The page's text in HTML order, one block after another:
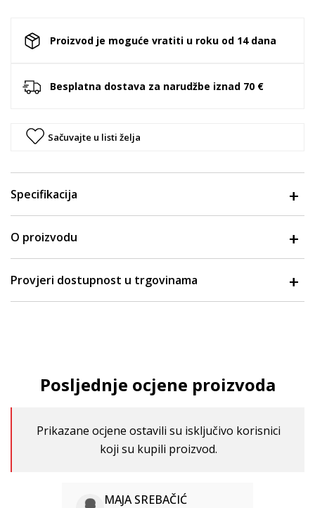
Proizvod je moguće vratiti u roku od 14 dana
Besplatna dostava za narudžbe iznad 70 €
Sačuvajte u listi želja
Specifikacija
O proizvodu
Provjeri dostupnost u trgovinama
Posljednje ocjene proizvoda
Prikazane ocjene ostavili su isključivo korisnici
koji su kupili proizvod.
MAJA SREBAČIĆ